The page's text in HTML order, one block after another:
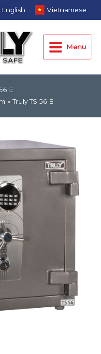
English Vietnamese
MenuMenu
E
Truly TS 56 E